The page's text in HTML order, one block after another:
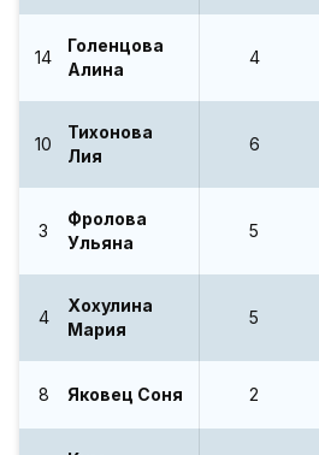
14
Голенцова
Алина
4
10
Тихонова
Лия
6
3
Фролова
Ульяна
5
4
Хохулина
Мария
5
8 Яковец Соня 2